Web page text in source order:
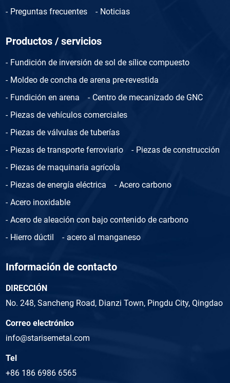
Preguntas frecuentes
Noticias
Productos / servicios
Fundición de inversión de sol de sílice compuesto
Moldeo de concha de arena pre-revestida
Fundición en arena
Centro de mecanizado de GNC
Piezas de vehículos comerciales
Piezas de válvulas de tuberías
Piezas de transporte ferroviario
Piezas de construcción
Piezas de maquinaria agrícola
Piezas de energía eléctrica
Acero carbono
Acero inoxidable
Acero de aleación con bajo contenido de carbono
Hierro dúctil
acero al manganeso
Información de contacto
DIRECCIÓN
No. 248, Sancheng Road, Dianzi Town, Pingdu City, Qingdao
Correo electrónico
info@starisemetal.com
Tel
+86 186 6986 6565